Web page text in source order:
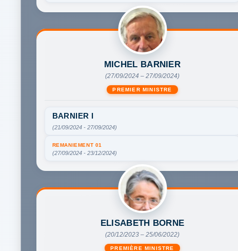
MICHEL BARNIER
(27/09/2024 – 27/09/2024)
PREMIER MINISTRE
BARNIER I
(21/09/2024 - 27/09/2024)
REMANIEMENT 01
(27/09/2024 - 23/12/2024)
ELISABETH BORNE
(20/12/2023 – 25/06/2022)
PREMIÈRE MINISTRE